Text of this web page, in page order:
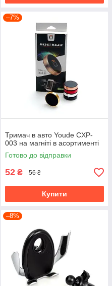
–7%
Тримач в авто Youde CXP-
003 на магніті в асортименті
Готово до відправки
52 ₴ 56 ₴
Купити
–8%